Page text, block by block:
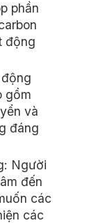
phần
động
gồm
và
đáng
Người
đến
các
các